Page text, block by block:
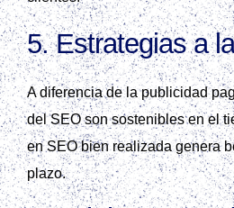
5.Estrategias a
A diferencia de la publicidad
del SEO son sostenibles en el
en SEO bien realizada genera
plazo.